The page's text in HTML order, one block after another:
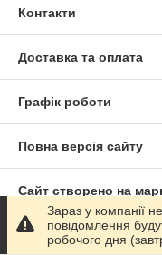
Контакти
Доставка та оплата
Графік роботи
Повна версія сайту
Сайт створено на
Політика
Зараз у компанії
повідомлення
робочого дня